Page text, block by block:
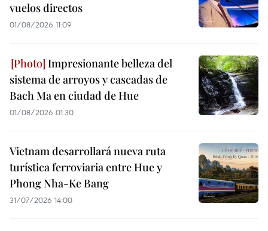
vuelos directos
01/08/2026 11:09
Impresionante belleza del
sistema de arroyos y cascadas de
Bach Ma en ciudad de Hue
01/08/2026 01:30
Vietnam desarrollará nueva ruta
turística ferroviaria entre Hue y
Phong Nha-Ke Bang
31/07/2026 14:00